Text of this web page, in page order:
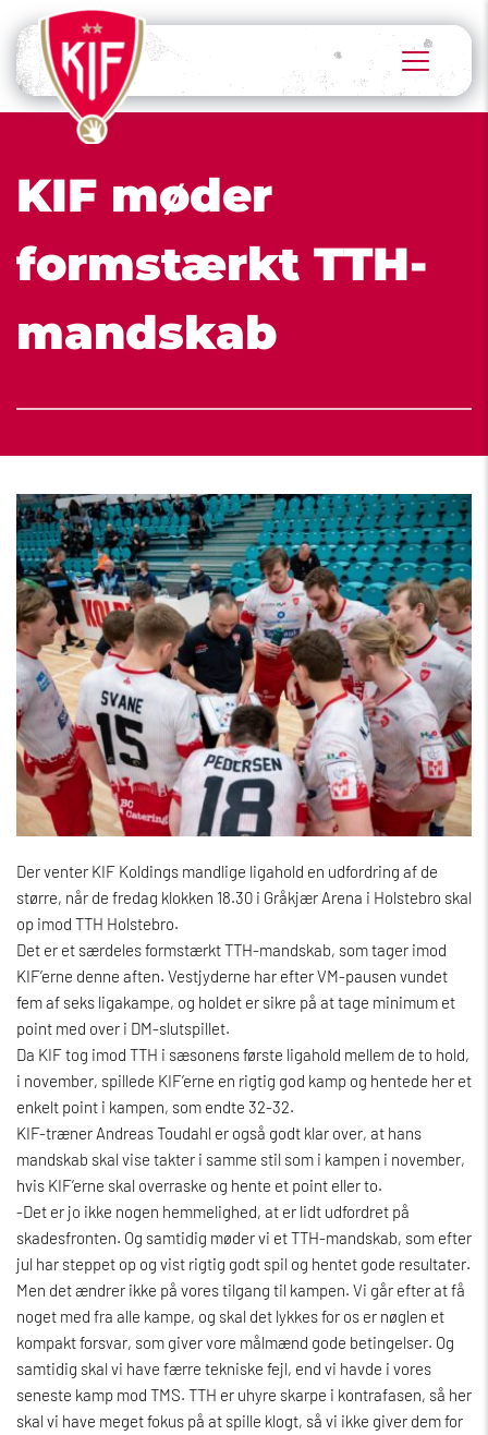
KIF møder
formstærkt TTH-
mandskab
Der venter KIF Koldings mandlige ligahold en udfordring af de
større, når de fredag klokken 18.30 i Gråkjær Arena i Holstebro skal
op imod TTH Holstebro.
Det er et særdeles formstærkt TTH-mandskab, som tager imod
KIF’erne denne aften. Vestjyderne har efter VM-pausen vundet
fem af seks ligakampe, og holdet er sikre på at tage minimum et
point med over i DM-slutspillet.
Da KIF tog imod TTH i sæsonens første ligahold mellem de to hold,
i november, spillede KIF’erne en rigtig god kamp og hentede her et
enkelt point i kampen, som endte 32-32.
KIF-træner Andreas Toudahl er også godt klar over, at hans
mandskab skal vise takter i samme stil som i kampen i november,
hvis KIF’erne skal overraske og hente et point eller to.
-Det er jo ikke nogen hemmelighed, at er lidt udfordret på
skadesfronten. Og samtidig møder vi et TTH-mandskab, som efter
jul har steppet op og vist rigtig godt spil og hentet gode resultater.
Men det ændrer ikke på vores tilgang til kampen. Vi går efter at få
noget med fra alle kampe, og skal det lykkes for os er nøglen et
kompakt forsvar, som giver vore målmænd gode betingelser. Og
samtidig skal vi have færre tekniske fejl, end vi havde i vores
seneste kamp mod TMS. TTH er uhyre skarpe i kontrafasen, så her
skal vi have meget fokus på at spille klogt, så vi ikke giver dem for